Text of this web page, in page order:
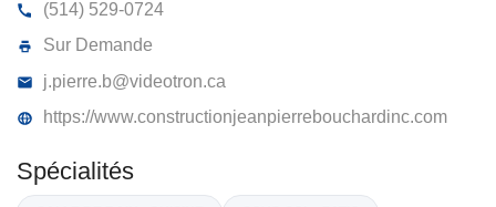
CONSTRUCTION JEAN-PIERRE
BOUCHARD INC
3485, Avenue Papineau, Bureau 902, MontréalH2K